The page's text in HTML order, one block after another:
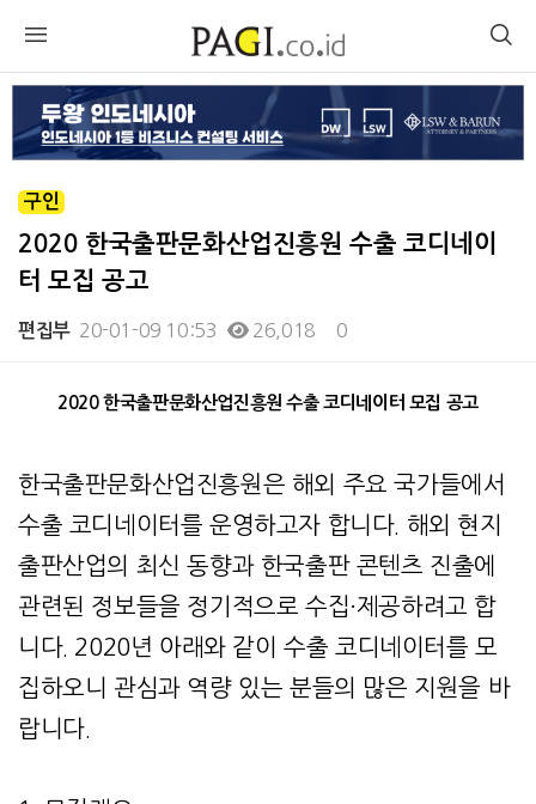
구인
2020 한국출판문화산업진흥원 수출 코디네이
터 모집 공고
편집부 20-01-09 10:53 26,018 0
2020 한국출판문화산업진흥원 수출 코디네이터 모집 공고
한국출판문화산업진흥원은 해외 주요 국가들에서
수출 코디네이터를 운영하고자 합니다. 해외 현지
출판산업의 최신 동향과 한국출판 콘텐츠 진출에
관련된 정보들을 정기적으로 수집·제공하려고 합
니다. 2020년 아래와 같이 수출 코디네이터를 모
집하오니 관심과 역량 있는 분들의 많은 지원을 바
랍니다.